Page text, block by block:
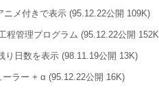
ニメ付きで表示 (95.12.22公開 109K)
程管理プログラム (95.12.22公開
り日数を表示 (98.11.19公開 13K)
ーラー + α (95.12.22公開 16K)